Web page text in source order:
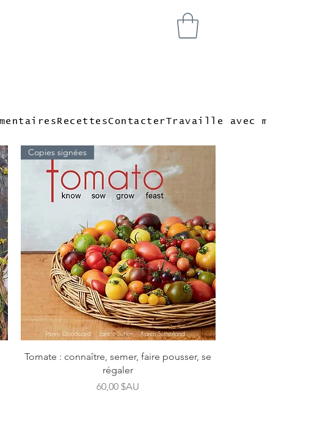
RecettesContacterTravaille avec moi
Aperçu rapide
Copies signées
Tomate : connaître, semer, faire pousser, se
régaler
Prix
60,00 $AU